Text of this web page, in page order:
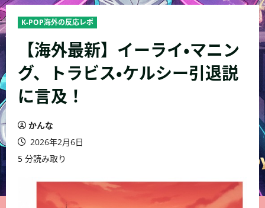
K-POP海外の反応レポ
【海外最新】イーライ・マニン
グ、トラビス・ケルシー引退説
に言及！
かんな
2026年2月6日
5 分読み取り